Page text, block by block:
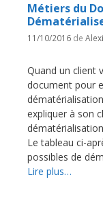
Métiers du
11/10/2016 de
Quand un client
document pour
expliquer à son
Le tableau ci-
possibles de
Lire plus…